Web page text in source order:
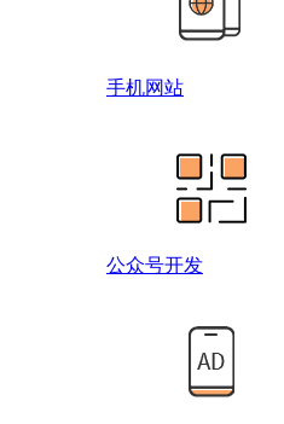
手机网站
公众号开发